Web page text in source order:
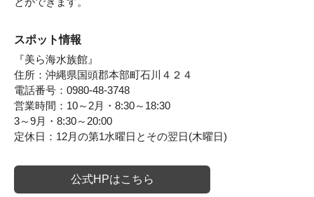
スポット情報
『美ら海水族館』
住所：沖縄県国頭郡本部町石川４２４
電話番号：0980-48-3748
営業時間：10～2月・8:30～18:30
3～9月・8:30～20:00
定休日：12月の第1水曜日とその翌日(木曜日)
公式HPはこちら